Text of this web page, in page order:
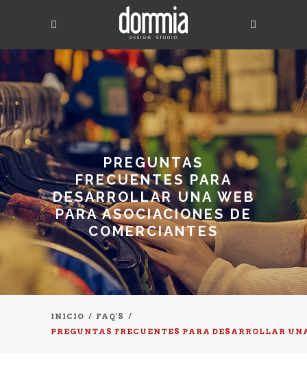
PREGUNTAS
FRECUENTES PARA
DESARROLLAR UNA WEB
PARA ASOCIACIONES DE
COMERCIANTES
INICIO / FAQ'S /
PREGUNTAS FRECUENTES PARA DESARROLLAR